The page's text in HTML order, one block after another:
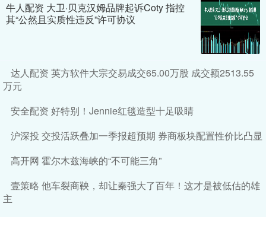
牛人配资 大卫·贝克汉姆品牌起诉Coty 指控
其“公然且实质性违反”许可协议
达人配资 英方软件大宗交易成交65.00万股 成交额2513.55
万元
安全配资 好特别！Jennie红毯造型十足吸睛
沪深投 交投活跃叠加一季报超预期 券商板块配置性价比凸显
高开网 霍尔木兹海峡的“不可能三角”
壹策略 他车裂商鞅，却让秦强大了百年！这才是被低估的雄
主